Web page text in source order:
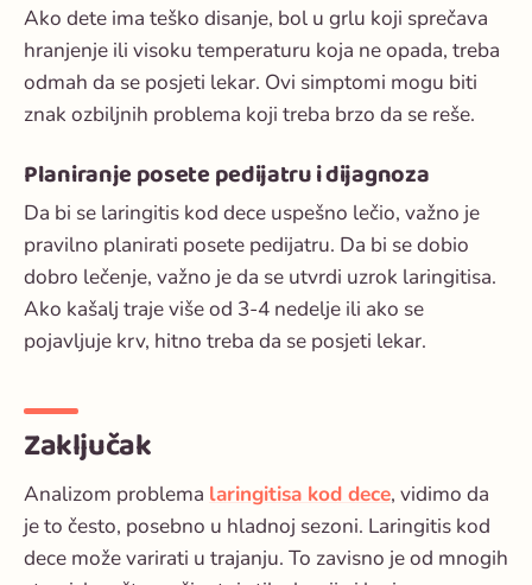
Ako dete ima teško disanje, bol u grlu koji sprečava
hranjenje ili visoku temperaturu koja ne opada, treba
odmah da se posjeti lekar. Ovi simptomi mogu biti
znak ozbiljnih problema koji treba brzo da se reše.
Planiranje posete pedijatru i dijagnoza
Da bi se laringitis kod dece uspešno lečio, važno je
pravilno planirati posete pedijatru. Da bi se dobio
dobro lečenje, važno je da se utvrdi uzrok laringitisa.
Ako kašalj traje više od 3-4 nedelje ili ako se
pojavljuje krv, hitno treba da se posjeti lekar.
Zaključak
Analizom problema laringitisa kod dece, vidimo da
je to često, posebno u hladnoj sezoni. Laringitis kod
dece može varirati u trajanju. To zavisno je od mnogih